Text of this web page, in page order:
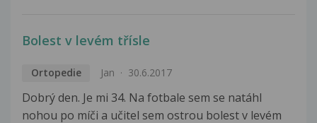
Bolest v levém třísle
Ortopedie Jan 30.6.2017
Dobrý den. Je mi 34. Na fotbale sem se natáhl
nohou po míči a učitel sem ostrou bolest v levém